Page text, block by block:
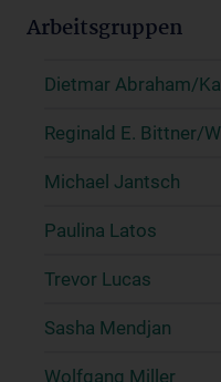
Arbeitsgruppen
Dietmar Abraham/
Reginald E. Bittner/
Michael Jantsch
Paulina Latos
Trevor Lucas
Sasha Mendjan
Wolfgang Miller